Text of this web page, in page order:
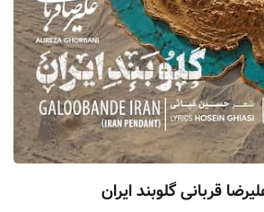
قربانی گلوبند ایران